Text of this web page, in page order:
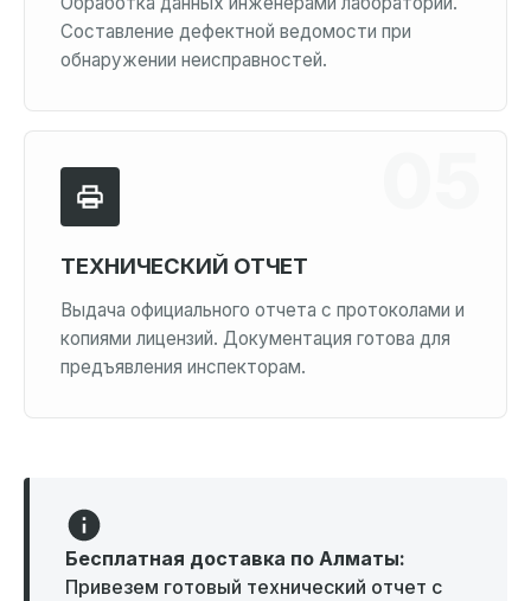
Составление дефектной ведомости при
обнаружении неисправностей.
ТЕХНИЧЕСКИЙ ОТЧЕТ
Выдача официального отчета с протоколами и
копиями лицензий. Документация готова для
предъявления инспекторам.
Бесплатная доставка по Алматы:
Привезем готовый технический отчет с